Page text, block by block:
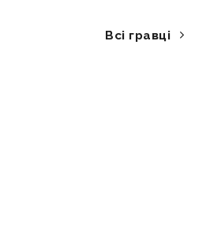
Всі гравці